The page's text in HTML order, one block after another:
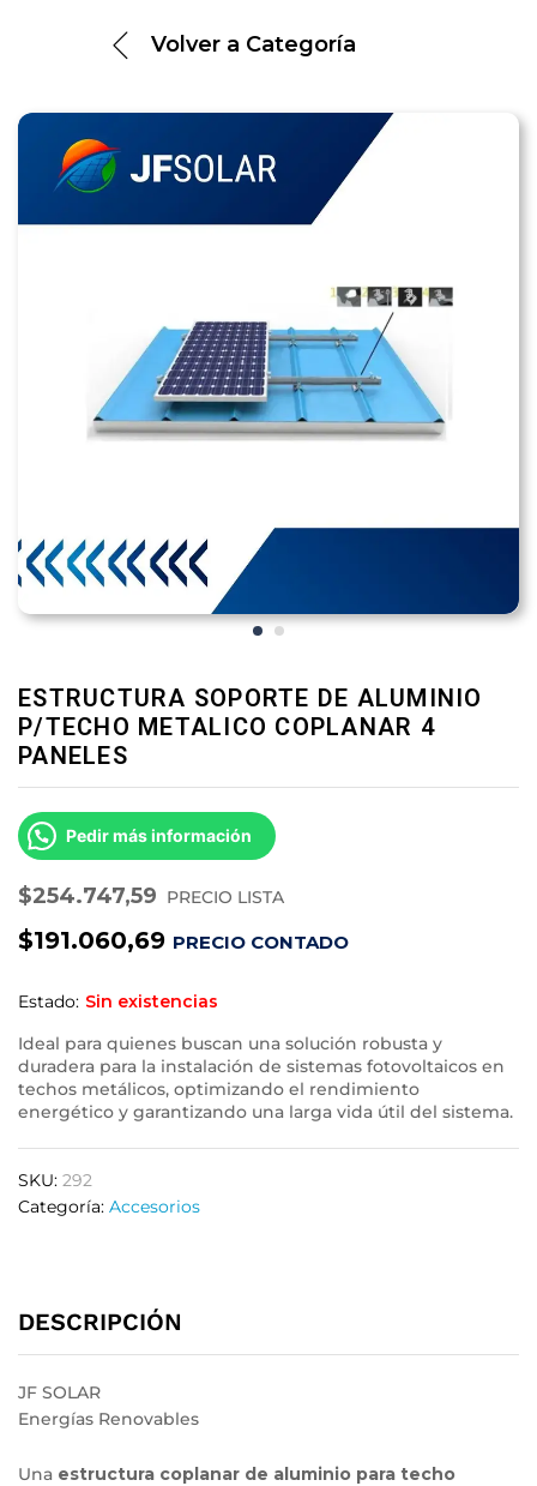
Volver a Categoría
ESTRUCTURA SOPORTE DE ALUMINIO
P/TECHO METALICO COPLANAR 4
PANELES
Pedir más información
$254.747,59 PRECIO LISTA
$191.060,69 PRECIO CONTADO
Estado: Sin existencias
Ideal para quienes buscan una solución robusta y
duradera para la instalación de sistemas fotovoltaicos en
techos metálicos, optimizando el rendimiento
energético y garantizando una larga vida útil del sistema.
SKU: 292
Categoría: Accesorios
DESCRIPCIÓN
JF SOLAR
Energías Renovables
Una estructura coplanar de aluminio para techo